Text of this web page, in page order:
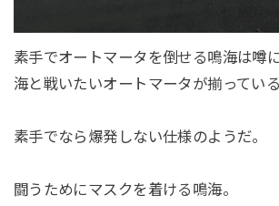
素手でオートマータを倒せる鳴海は噂
海と戦いたいオートマータが揃っている
素手でなら爆発しない仕様のようだ。
闘うためにマスクを着ける鳴海。